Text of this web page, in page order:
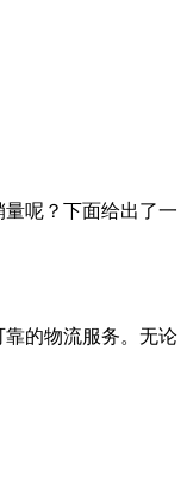
呢？下面给出了一
的物流服务。无论